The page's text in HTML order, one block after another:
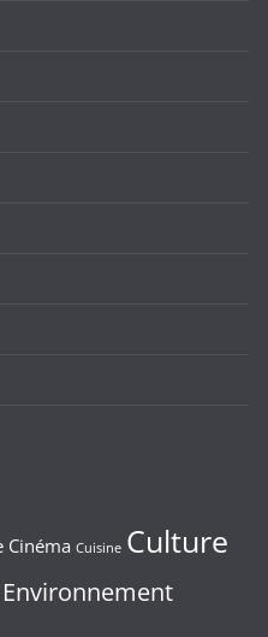
Cinéma Cuisine Culture
Environnement